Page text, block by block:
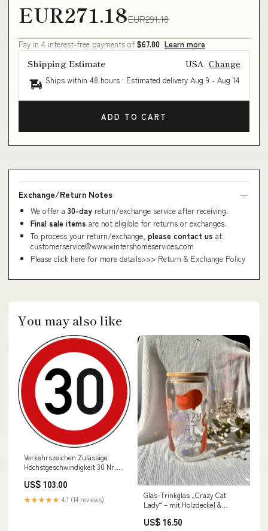
EUR271.18EUR291.18
Pay in 4 interest-free payments of $67.80 Learn more
Shipping Estimate USA Change
Ships within 48 hours · Estimated delivery Aug 9 - Aug 14
ADD TO CART
Exchange/Return Notes
We offer a 30-day return/exchange service after receiving.
Final sale items are not eligible for returns or exchanges.
To process your return/exchange, please contact us at
customerservice@www.wintershomeservices.com
Please click here for more details>>> Return & Exchange Policy
You may also like
Verkehrszeichen Zulässige
Höchstgeschwindigkeit 30 Nr.
RA1 | Original Ver bodensee
US$ 103.00
★★★★★ 4.1 (14 reviews)
Glas-Trinkglas „Crazy Cat
Lady“ – mit Holzdeckel &
US$ 16.50